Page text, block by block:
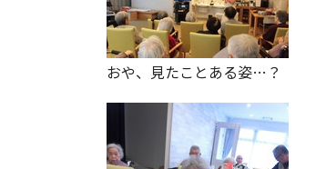
おや、見たことある姿…？